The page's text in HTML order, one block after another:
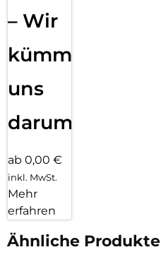
– Wir
kümmern
uns
darum!
ab 0,00 €
inkl. MwSt.
Mehr
erfahren
Ähnliche Produkte